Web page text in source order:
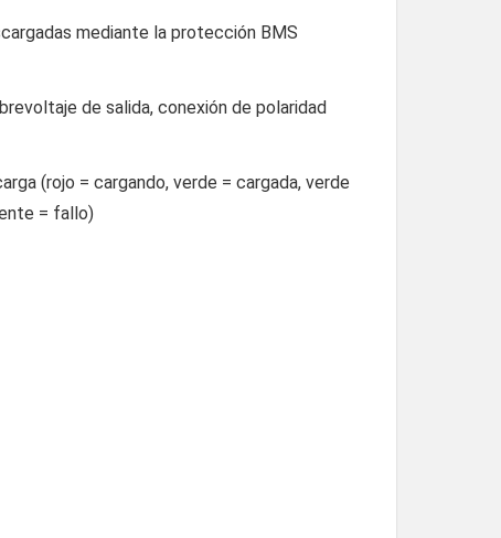
mediante la protección BMS
de salida, conexión de polaridad
(rojo = cargando, verde = cargada, verde
= fallo)